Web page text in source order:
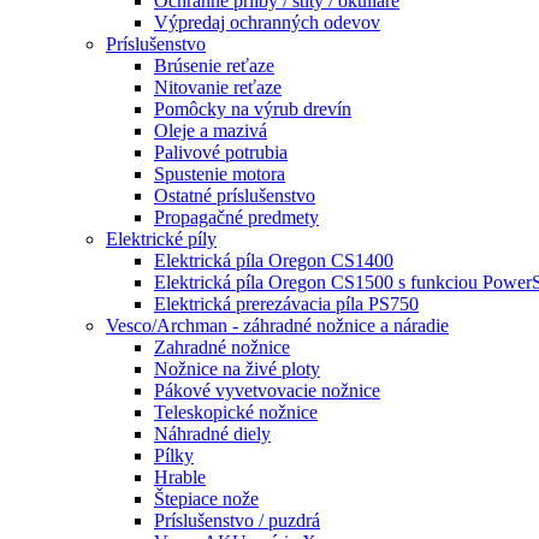
Výpredaj ochranných odevov
Príslušenstvo
Brúsenie reťaze
Nitovanie reťaze
Pomôcky na výrub drevín
Oleje a mazivá
Palivové potrubia
Spustenie motora
Ostatné príslušenstvo
Propagačné predmety
Elektrické píly
Elektrická píla Oregon CS1400
Elektrická píla Oregon CS1500 s funkciou
Elektrická prerezávacia píla PS750
Vesco/Archman - záhradné nožnice a náradie
Zahradné nožnice
Nožnice na živé ploty
Pákové vyvetvovacie nožnice
Teleskopické nožnice
Náhradné diely
Pílky
Hrable
Štepiace nože
Príslušenstvo / puzdrá